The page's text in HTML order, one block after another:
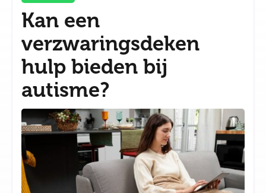
Kan een
verzwaringsdeken
hulp bieden bij
autisme?